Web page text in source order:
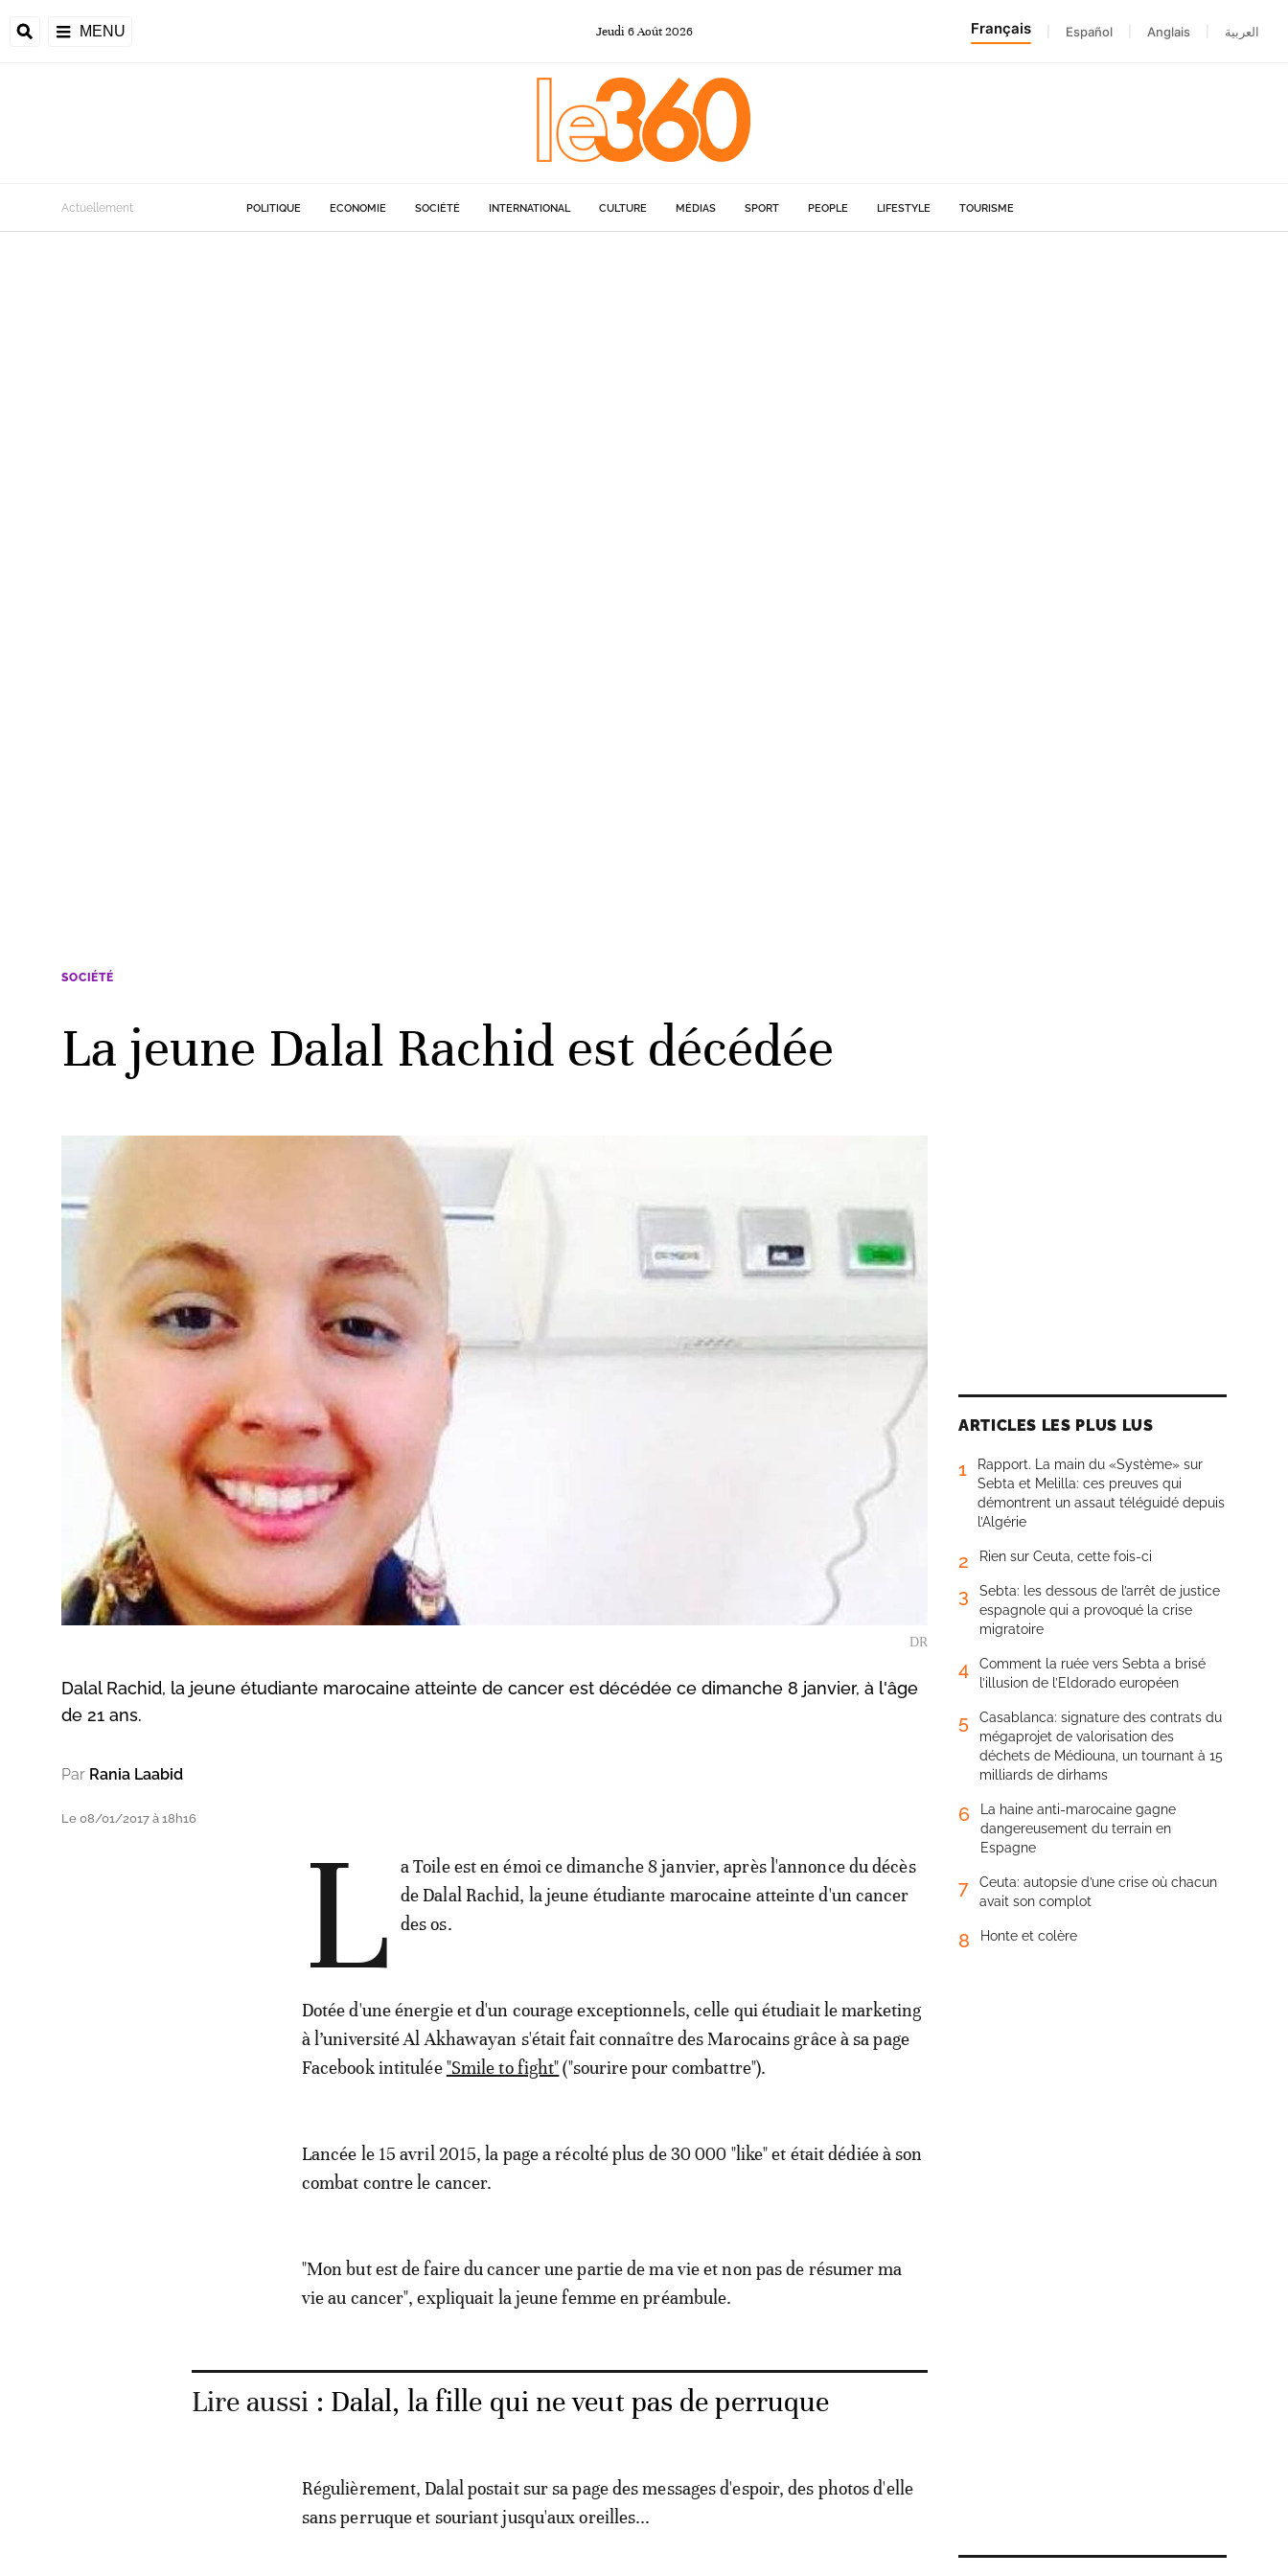
MENU Jeudi 6Août 2026 Français Español Anglais العربية
Actuellement POLITIQUE ECONOMIE SOCIÉTÉ INTERNATIONAL CULTURE MÉDIAS SPORT PEOPLE LIFESTYLE TOURISME
SOCIÉTÉ
La jeune Dalal Rachid est décédée
DR
Dalal Rachid, la jeune étudiante marocaine atteinte de cancer est décédée ce dimanche 8 janvier, à l'âge
de 21 ans.
Par Rania Laabid
Le 08/01/2017 à 18h16 L
a Toile est en émoi ce dimanche 8 janvier, après l'annonce du décès
de Dalal Rachid, la jeune étudiante marocaine atteinte d'un cancer
des os.
Dotée d'une énergie et d'un courage exceptionnels, celle qui étudiait le marketing
à l’université Al Akhawayan s'était fait connaître des Marocains grâce à sa page
Facebook intitulée"Smile to fight"("sourire pour combattre").
Lancée le 15 avril 2015, la page a récolté plus de 30 000 "like" et était dédiée à son
combat contre le cancer.
"Mon but est de faire du cancer une partie de ma vie et non pas de résumer ma
vie au cancer", expliquait la jeune femme en préambule.
Lire aussi : Dalal, la fille qui ne veut pas de perruque
Régulièrement, Dalal postait sur sa page des messages d'espoir, des photos d'elle
sans perruque et souriant jusqu'aux oreilles...
ARTICLES LES PLUS LUS
1
Rapport. La main du «Système» sur
Sebta et Melilla: ces preuves qui
démontrent un assaut téléguidé depuis
l’Algérie
2 Rien sur Ceuta, cette fois-ci
3
Sebta: les dessous de l’arrêt de justice
espagnole qui a provoqué la crise
migratoire
4
Comment la ruée vers Sebta a brisé
l’illusion de l’Eldorado européen
5
Casablanca: signature des contrats du
mégaprojet de valorisation des
déchets de Médiouna, un tournant à 15
milliards de dirhams
6
La haine anti-marocaine gagne
dangereusement du terrain en
Espagne
7
Ceuta: autopsie d’une crise où chacun
avait son complot
8 Honte et colère